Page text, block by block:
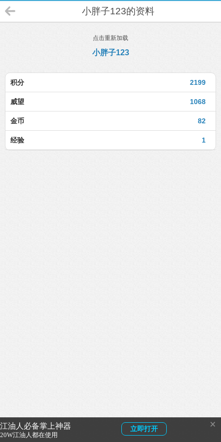
江油人必备掌上神器
20W江油人都在使用
立即打开 ×
小胖子123的资料
点击重新加载
小胖子123
2199
积分
1068
威望
82
金币
1
经验